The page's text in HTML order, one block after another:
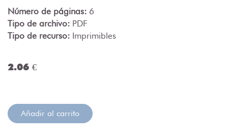
Número de páginas: 6
Tipo de archivo: PDF
Tipo de recurso: Imprimibles
2.06 €
Añadir al carrito